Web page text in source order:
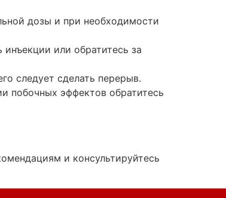
дозы и при необходимости
инъекции или обратитесь за
следует сделать перерыв.
побочных эффектов обратитесь
и консультируйтесь